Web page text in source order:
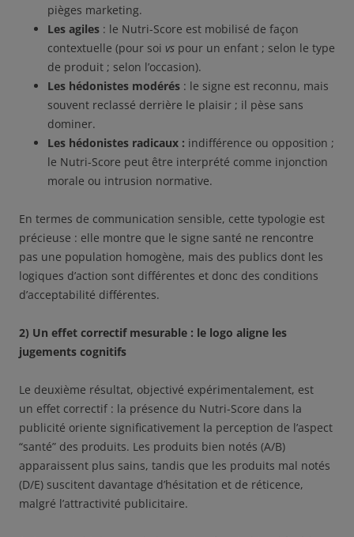
pièges marketing.
Les agiles : le Nutri-Score est mobilisé de façon
contextuelle (pour soi vs pour un enfant ; selon le type
de produit ; selon l’occasion).
Les hédonistes modérés : le signe est reconnu, mais
souvent reclassé derrière le plaisir ; il pèse sans
dominer.
Les hédonistes radicaux : indifférence ou opposition ;
le Nutri-Score peut être interprété comme injonction
morale ou intrusion normative.
En termes de communication sensible, cette typologie est
précieuse : elle montre que le signe santé ne rencontre
pas une population homogène, mais des publics dont les
logiques d’action sont différentes et donc des conditions
d’acceptabilité différentes.
2) Un effet correctif mesurable : le logo aligne les
jugements cognitifs
Le deuxième résultat, objectivé expérimentalement, est
un effet correctif : la présence du Nutri-Score dans la
publicité oriente significativement la perception de l’aspect
“santé” des produits. Les produits bien notés (A/B)
apparaissent plus sains, tandis que les produits mal notés
(D/E) suscitent davantage d’hésitation et de réticence,
malgré l’attractivité publicitaire.